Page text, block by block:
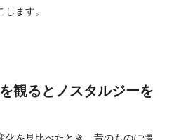
ます。
観るとノスタルジーを
を見比べたとき、 昔のものに懐